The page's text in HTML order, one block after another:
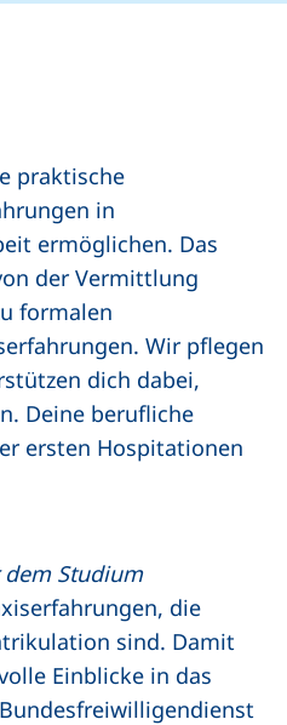
praktische
in
ermöglichen. Das
der Vermittlung
formalen
Wir pflegen
dich dabei,
Deine berufliche
ersten Hospitationen
dem Studium
die
sind. Damit
Einblicke in das